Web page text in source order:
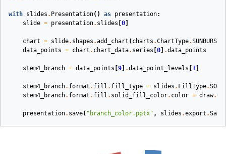
with slides . Presentation() as presentation:
slide = presentation. slides [0]
chart = slide. shapes .add_chart (charts .ChartType.SUNBURST
data_points = chart . chart_data. series [0] .data_points
stem4_branch = data_points [9] .data_point_levels [1 ]
stem4_branch. format . fill . fill_type = slides . FillType.
stem4_branch. format . fill . solid_fill_color. color = draw.
presentation. save( "branch_color.pptx" , slides .export .